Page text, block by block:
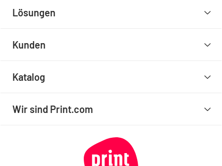
Lösungen
Kunden
Katalog
Wir sind Print.com